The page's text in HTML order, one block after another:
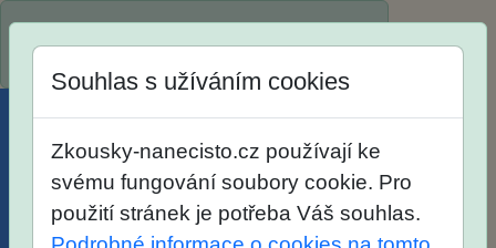
Souhlas s užíváním cookies
Zkousky-nanecisto.cz používají ke
svému fungování soubory cookie. Pro
použití stránek je potřeba Váš souhlas.